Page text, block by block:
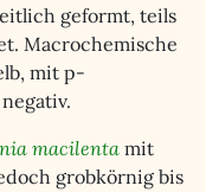
geformt, teils
Macrochemische
mit p-
macilenta mit
grobkörnig bis